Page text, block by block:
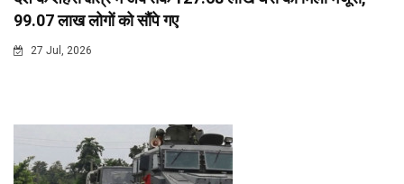
99.07 लाख लोगों को सौंपे गए
27 Jul, 2026